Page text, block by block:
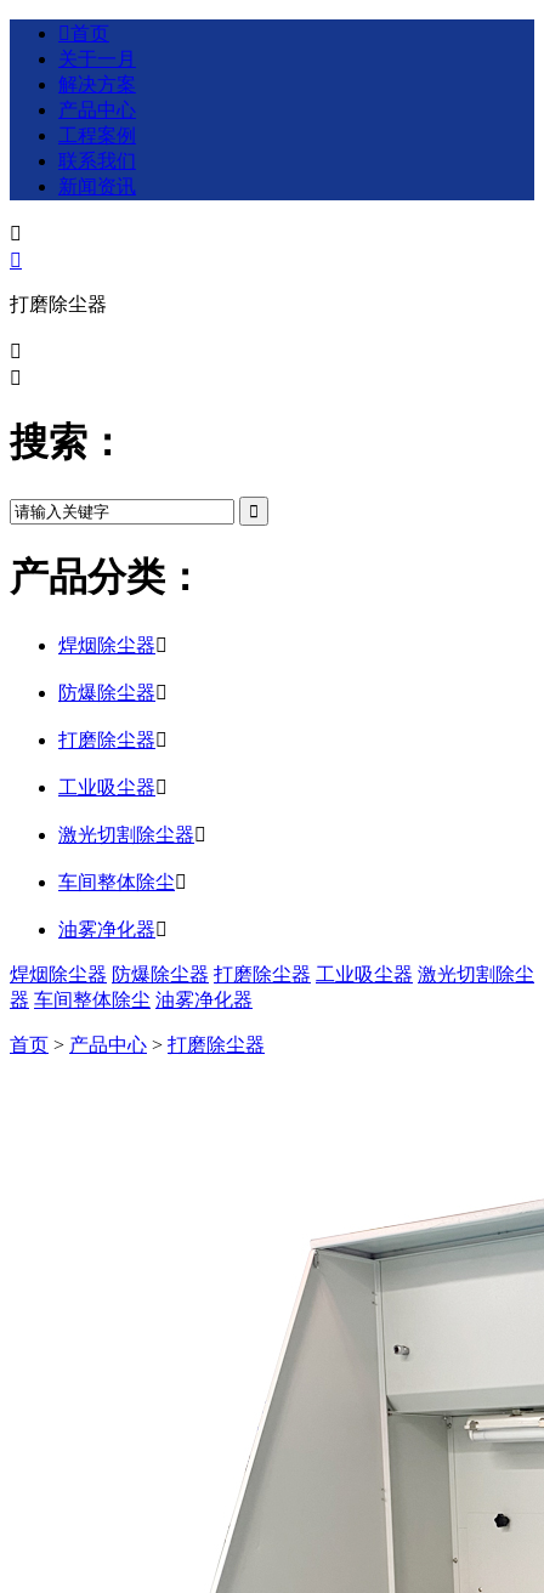
首页
关于一月
解决方案
产品中心
工程案例
联系我们
新闻资讯


打磨除尘器


搜索：
产品分类：
焊烟除尘器
防爆除尘器
打磨除尘器
工业吸尘器
激光切割除尘器
车间整体除尘
油雾净化器
焊烟除尘器 防爆除尘器 打磨除尘器 工业吸尘器 激光切割除尘
器 车间整体除尘 油雾净化器
首页 > 产品中心 > 打磨除尘器